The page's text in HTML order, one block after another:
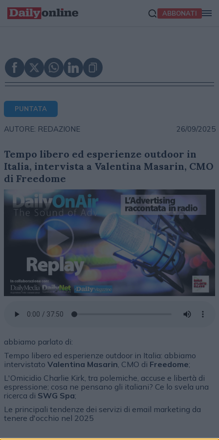
ABBONATI
PUNTATA
AUTORE: REDAZIONE 26/09/2025
Tempo libero ed esperienze outdoor in
Italia, intervista a Valentina Masarin, CMO
di Freedome
abbiamo parlato di:
Tempo libero ed esperienze outdoor in Italia: abbiamo
intervistato Valentina Masarin , CMO di Freedome;
L'Omicidio Charlie Kirk, tra polemiche, accuse e libertà di
espressione; cosa ne pensano gli italiani? Ce lo svela una
ricerca di SWG Spa;
Le principali tendenze dei servizi di email marketing da
tenere d'occhio nel 2025